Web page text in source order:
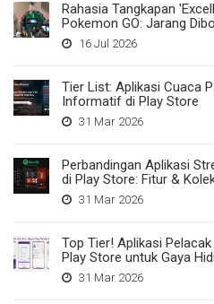
Rahasia Tangkapan
Pokemon GO: Jarang
16 Jul 2026
Tier List: Aplikasi Cuaca
Informatif di Play Store
31 Mar 2026
Perbandingan Aplikasi
di Play Store: Fitur &
31 Mar 2026
Top Tier! Aplikasi
Play Store untuk Gaya
31 Mar 2026